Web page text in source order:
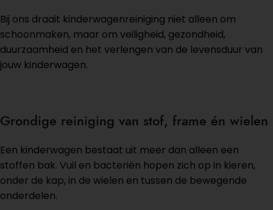
Bij ons draait kinderwagenreiniging niet alleen om
schoonmaken, maar om veiligheid, gezondheid,
duurzaamheid en het verlengen van de levensduur van
jouw kinderwagen.
Grondige reiniging van stof, frame én wielen
Een kinderwagen bestaat uit meer dan alleen een
stoffen bak. Vuil en bacteriën hopen zich op in kieren,
onder de kap, in de wielen en tussen de bewegende
onderdelen.